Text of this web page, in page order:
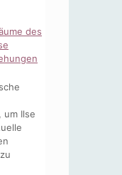
des
Ilse